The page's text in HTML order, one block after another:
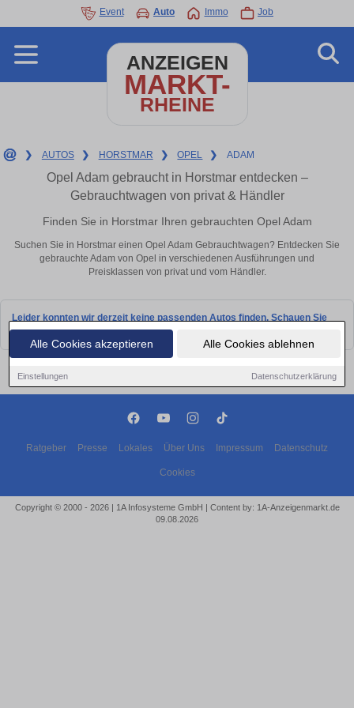
Alle Cookies akzeptieren Alle Cookies ablehnen
Einstellungen Datenschutzerklärung
Event Auto Immo Job
ANZEIGEN
MARKT-
RHEINE
❯ AUTOS ❯ HORSTMAR ❯ OPEL ❯ ADAM
Opel Adam gebraucht in Horstmar entdecken –
Gebrauchtwagen von privat & Händler
Finden Sie in Horstmar Ihren gebrauchten Opel Adam
Suchen Sie in Horstmar einen Opel Adam Gebrauchtwagen? Entdecken Sie
gebrauchte Adam von Opel in verschiedenen Ausführungen und
Preisklassen von privat und vom Händler.
Leider konnten wir derzeit keine passenden Autos finden. Schauen Sie
bald wieder vorbei!
Ratgeber Presse Lokales Über Uns Impressum Datenschutz
Cookies
Copyright © 2000 - 2026 | 1A Infosysteme GmbH | Content by: 1A-Anzeigenmarkt.de
09.08.2026